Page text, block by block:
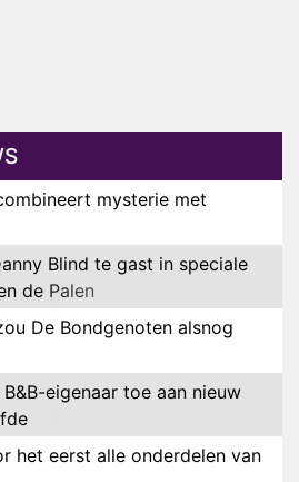
mysterie met
Blind te gast in speciale
de Palen
De Bondgenoten alsnog
eigenaar toe aan nieuw
het eerst alle onderdelen van